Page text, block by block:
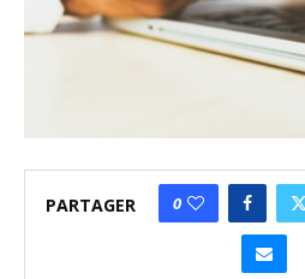
PARTAGER 0